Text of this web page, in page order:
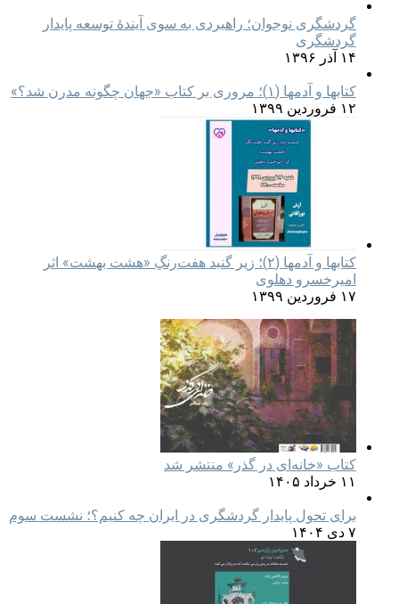
گردشگری نوجوان؛ راهبردی به سوی آیندۀ توسعه پایدار
گردشگری
۱۴ آذر ۱۳۹۶
کتابها و آدمها (۱)؛ مروری بر کتاب «جهان چگونه مدرن شد؟»
۱۲ فروردین ۱۳۹۹
کتابها و آدمها (۲)؛ زیر گنبد هفت‌رنگِ «هشت بهشت» اثر
امیرخسرو دهلوی
۱۷ فروردین ۱۳۹۹
کتاب «خانه‌ای در گذر» منتشر شد
۱۱ خرداد ۱۴۰۵
برای تحول پایدار گردشگری در ایران چه کنیم؟؛ نشست سوم
۷ دی ۱۴۰۴